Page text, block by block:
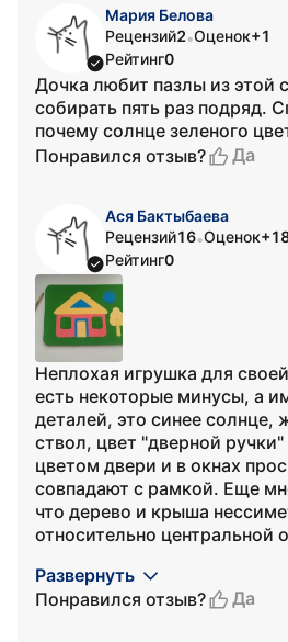
Мария Белова
Рецензий2•Оценок+1
Рейтинг0
Дочка любит пазлы из этой
собирать пять раз подряд.
почему солнце зеленого
Понравился отзыв?
Да
Ася Бактыбаева
Рецензий16•Оценок
Рейтинг0
Неплохая игрушка для
есть некоторые минусы, а
деталей, это синее солнце,
ствол, цвет "дверной ручки"
цветом двери и в окнах
совпадают с рамкой. Еще
что дерево и крыша
относительно центральной
Развернуть
Понравился отзыв?
Да